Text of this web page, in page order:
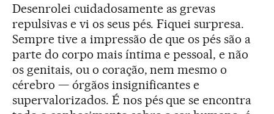
Desenrolei cuidadosamente as grevas
repulsivas e vi os seus pés. Fiquei surpresa.
Sempre tive a impressão de que os pés são a
parte do corpo mais íntima e pessoal, e não
os genitais, ou o coração, nem mesmo o
cérebro — órgãos insignificantes e
supervalorizados. É nos pés que se encontra